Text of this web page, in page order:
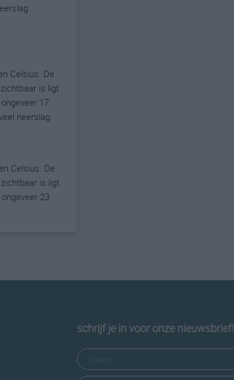
Celsius. De
is ligt
17
neerslag.
Celsius. De
is ligt
23
schrijf je in voor onze nieuwsbrief!